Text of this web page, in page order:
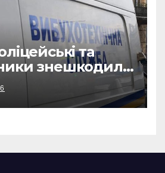
та
знешкодили
авіабомбу